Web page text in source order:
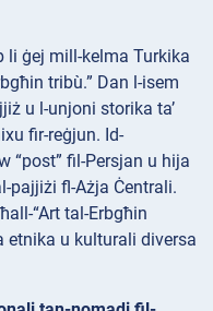
li ġej mill-kelma Turkika
tribù.” Dan l-isem
u l-unjoni storika ta’
fir-reġjun. Id-
“post” fil-Persjan u hija
pajjiżi fl-Ażja Ċentrali.
“Art tal-Erbgħin
etnika u kulturali diversa